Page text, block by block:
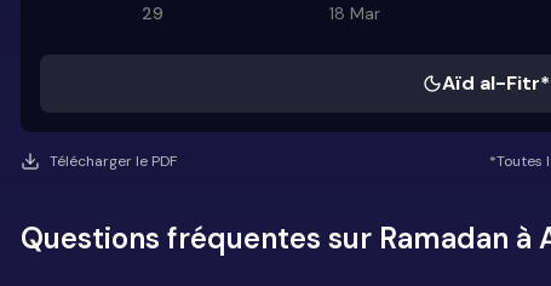
29
18 Mar
Aïd al-Fitr*
Télécharger le PDF *Toutes
Questions fréquentes sur Ramadan à